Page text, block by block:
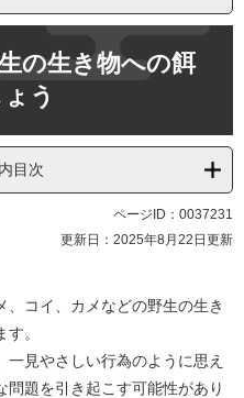
の生き物への餌
う
目次
ページID：0037231
更新日：2025年8月22日更新
コイ、カメなどの野生の生き
。
見やさしい行為のように思え
題を引き起こす可能性があり